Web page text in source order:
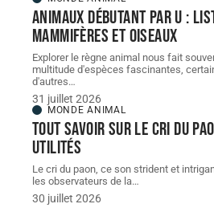
Animaux débutant par U :
mammifères et oiseaux
Explorer le règne animal nous fait
multitude d'espèces fascinantes,
d'autres…
31 juillet 2026
MONDE ANIMAL
Tout savoir sur le cri du
utilités
Le cri du paon, ce son strident et
les observateurs de la…
30 juillet 2026